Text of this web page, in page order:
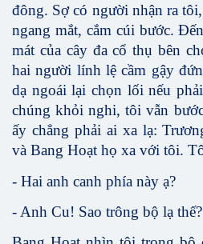
đông. Sợ có người nhận ra
ngang mắt, cắm cúi bước.
mát của cây đa cổ thụ bên
hai người lính lệ cầm gậy
dạ ngoái lại chọn lối nếu
chúng khỏi nghi, tôi vẫn
ấy chẳng phải ai xa lạ:
và Bang Hoạt họ xa với tôi.
- Hai anh canh phía này ạ?
- Anh Cu! Sao trông bộ lạ thế?